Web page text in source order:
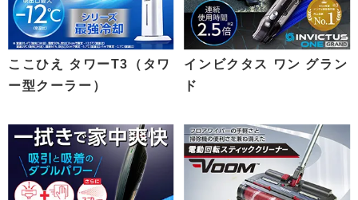
ここひえ タワーT3（タワ
ー型クーラー）
インビクタス ワン グラン
ド